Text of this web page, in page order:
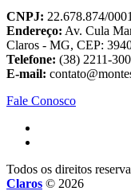
CNPJ: 22.678.874/
Endereço: Av. Cula
Claros - MG, CEP:
Telefone: (38) 2211-
E-mail:
Fale Conosco
Todos os direitos
Claros © 2026